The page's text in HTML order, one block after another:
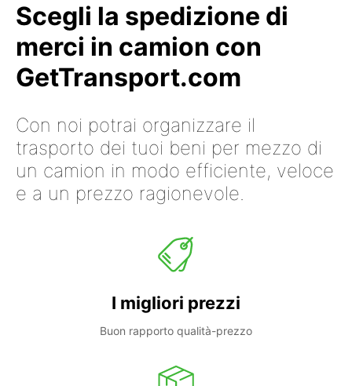
Scegli la spedizione di
merci in camion con
GetTransport.com
Con noi potrai organizzare il
trasporto dei tuoi beni per mezzo di
un camion in modo efficiente, veloce
e a un prezzo ragionevole.
I migliori prezzi
Buon rapporto qualità-prezzo